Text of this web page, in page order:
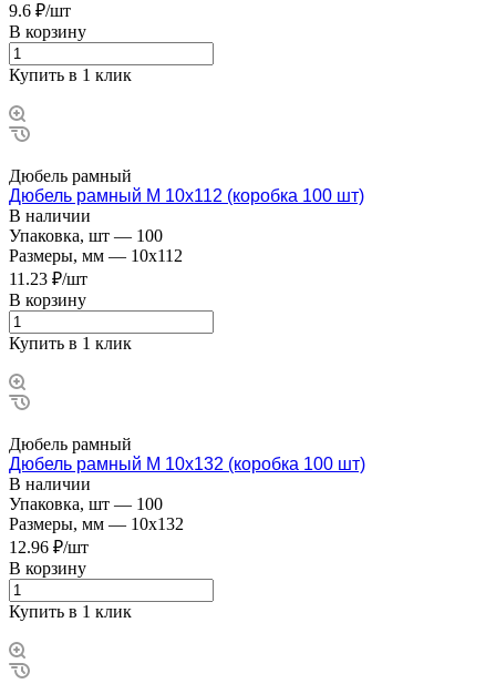
9.6 ₽/шт
В корзину
Купить в 1 клик
Дюбель рамный
Дюбель рамный М 10х112 (коробка 100 шт)
В наличии
Упаковка, шт — 100
Размеры, мм — 10x112
11.23 ₽/шт
В корзину
Купить в 1 клик
Дюбель рамный
Дюбель рамный М 10х132 (коробка 100 шт)
В наличии
Упаковка, шт — 100
Размеры, мм — 10x132
12.96 ₽/шт
В корзину
Купить в 1 клик